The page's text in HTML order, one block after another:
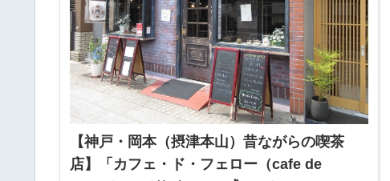
【神戸・岡本（摂津本山）昔ながらの喫茶
店】「カフェ・ド・フェロー（cafe de